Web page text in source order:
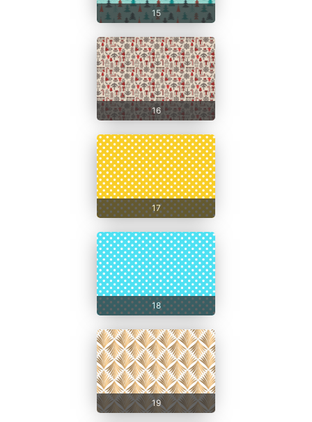
15
16
17
18
19